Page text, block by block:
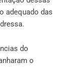
adequado das
do
o